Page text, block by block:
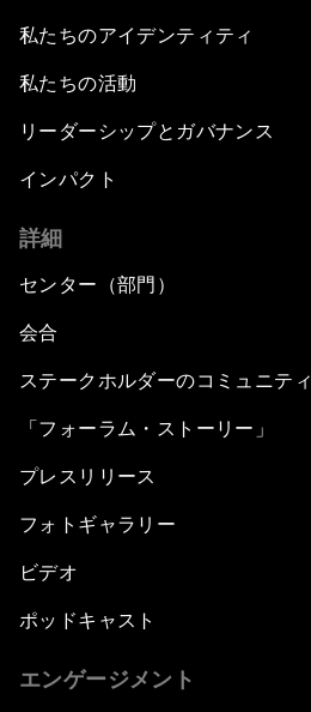
私たちのアイデンティティ
私たちの活動
リーダーシップとガバナンス
インパクト
詳細
センター（部門）
会合
ステークホルダーのコミュニティ
「フォーラム・ストーリー」
プレスリリース
フォトギャラリー
ビデオ
ポッドキャスト
エンゲージメント